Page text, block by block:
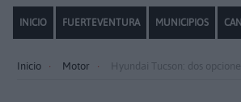
INICIO FUERTEVENTURA MUNICIPIOS
Inicio Motor Hyundai Tucson: dos